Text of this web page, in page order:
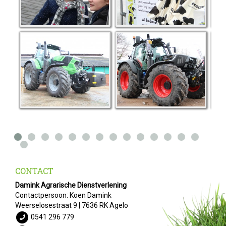
CONTACT
Damink Agrarische Dienstverlening
Contactpersoon: Koen Damink
Weerselosestraat 9 | 7636 RK Agelo
0541 296 779